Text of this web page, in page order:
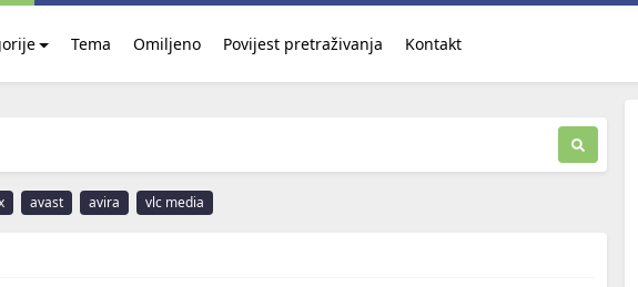
Tema Omiljeno Povijest pretraživanja Kontakt
avast avira vlc media